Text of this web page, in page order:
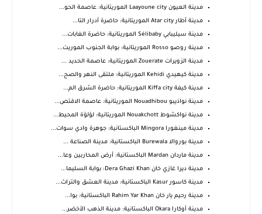
مدينة العيون Laayoune city الموريتانية: عاصمة الحو...
مدينة أطار Atar city الموريتانية: حاضرة آدرار التا...
مدينة سيليبابي Sélibaby الموريتانية: حاضرة الغابات...
مدينة روصو Rosso الموريتانية: بوابة الجنوب الموريت...
مدينة الزويرات Zouerate الموريتانية: عاصمة الحديد ...
مدينة كيهيدي Kehidi الموريتانية: ملتقى النهر والصح...
مدينة كيفة Kiffa city الموريتانية: حاضرة الشرق الم...
مدينة نواذيبو Nouadhibou الموريتانية: عاصمة الاقتص...
مدينة نواكشوط Nouakchott الموريتانية: لؤلؤة المحيط...
مدينة مينغورا Mingora الباكستانية: جوهرة وادي سوات...
مدينة بوروالا Burewala الباكستانية: مدينة الصناعة ...
مدينة ماردان Mardan الباكستانية: أرض المحاربين وعا...
مدينة ديرا غازي خان Dera Ghazi Khan: بوابة السليما...
مدينة كاسور Kasur الباكستانية: مدينة العشق والتراث...
مدينة رحيم يار خان Rahim Yar Khan الباكستانية: بوا...
مدينة أوكارا Okara الباكستانية: مدينة الذهب الأخضر...